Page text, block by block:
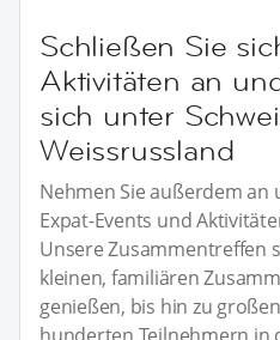
Schließen Sie
Aktivitäten an
sich unter
Weissrussland
Nehmen Sie außerdem an
Expat-Events und
Unsere Zusammentreffen
kleinen, familiären
genießen, bis hin zu